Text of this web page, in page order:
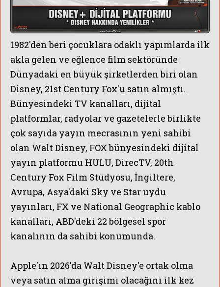
MERCAN
1982'den beri çocuklara odaklı yapımlarda ilk
akla gelen ve eğlence film sektöründe
Dünyadaki en büyük şirketlerden biri olan
Disney, 21st Century Fox'u satın almıştı.
Bünyesindeki TV kanalları, dijital
platformlar, radyolar ve gazetelerle birlikte
çok sayıda yayın mecrasının yeni sahibi
olan Walt Disney, FOX bünyesindeki dijital
yayın platformu HULU, DirecTV, 20th
Century Fox Film Stüdyosu, İngiltere,
Avrupa, Asya'daki Sky ve Star uydu
yayınları, FX ve National Geographic kablo
kanalları, ABD'deki 22 bölgesel spor
kanalının da sahibi konumunda.
Apple'ın 2026'da Walt Disney'e ortak olma
veya satın alma girişimi olacağını ilk kez